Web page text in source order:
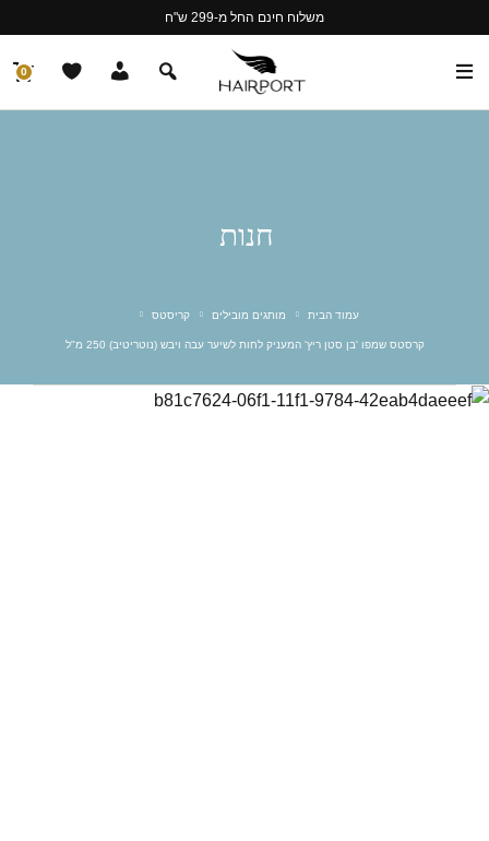
משלוח חינם החל מ-299 ש"ח
0
חנות
עמוד הבית מותגים מובילים קריסטס
קרסטס שמפו 'בן סטן ריץ' המעניק לחות לשיער עבה ויבש (נוטריטיב) 250 מ"ל